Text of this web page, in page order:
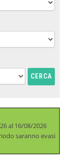
CERCA
al 16/08/2026
saranno evasi